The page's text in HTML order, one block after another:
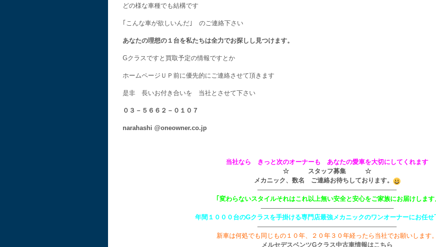
どの様な車種でも結構です
｢こんな車が欲しいんだ｣ のご連絡下さい
あなたの理想の１台を私たちは全力でお探しし見つけます。
Gクラスですと買取予定の情報ですとか
ホームページＵＰ前に優先的にご連絡させて頂きます
是非 長いお付き合いを 当社とさせて下さい
０３－５６６２－０１０７
narahashi @oneowner.co.jp
当社なら きっと次のオーナーも あなたの愛車を大切にしてくれます
☆ スタッフ募集 ☆
メカニック、数名 ご連絡お待ちしております。
——————————————————————
｢変わらないスタイルそれはこれ以上無い安全と安心をご家族にお届けします
—————————————————————
年間１０００台のGクラスを手掛ける専門店最強メカニックのワンオーナーにお任せ
——————————————————————
新車は何処でも同じもの１０年、２０年３０年経ったら当社でお願いします。
メルセデスベンツGクラス中古車情報はこちら